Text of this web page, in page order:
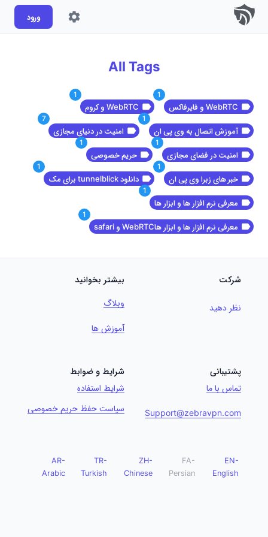
ورود
All Tags
WebRTC و فایرفاکس
1
WebRTC و کروم
1
آموزش اتصال به وی پی ان
1
امنیت در دنیای مجازی
7
امنیت در فضای مجازی
1
حریم خصوصی
1
خبر های زبرا وی پی ان
1
دانلود tunnelblick برای مک
1
معرفی نرم افزار ها و ابزار ها
1
معرفی نرم افزار ها و ابزار هاWebRTC و safari
1
شرکت
نظر دهید
بیشتر بخوانید
وبلاگ
آموزش ها
پشتیبانی
تماس با ما
Support@zebravpn.com
شرایط و ضوابط
شرایط استفاده
سیاست حفظ حریم خصوصی
EN-
English
FA-
Persian
ZH-
Chinese
TR-
Turkish
AR-
Arabic